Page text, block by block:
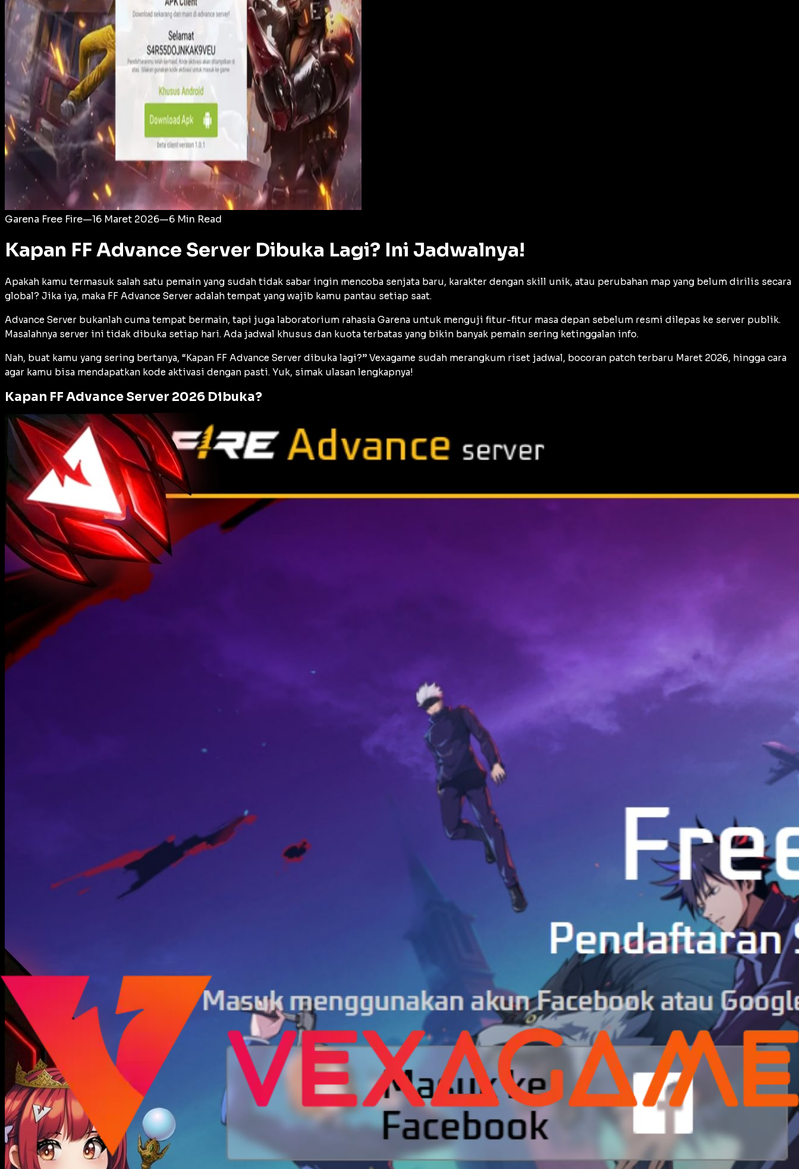
Login
Garena Free Fire—16 Maret 2026—6 Min Read
Kapan FF Advance Server Dibuka Lagi? Ini Jadwalnya!
Apakah kamu termasuk salah satu pemain yang sudah tidak sabar ingin mencoba senjata baru, karakter dengan skill unik, atau perubahan map yang belum dirilis secara
global? Jika iya, maka FF Advance Server adalah tempat yang wajib kamu pantau setiap saat.
Advance Server bukanlah cuma tempat bermain, tapi juga laboratorium rahasia Garena untuk menguji fitur-fitur masa depan sebelum resmi dilepas ke server publik.
Masalahnya server ini tidak dibuka setiap hari. Ada jadwal khusus dan kuota terbatas yang bikin banyak pemain sering ketinggalan info.
Nah, buat kamu yang sering bertanya, “Kapan FF Advance Server dibuka lagi?” Vexagame sudah merangkum riset jadwal, bocoran patch terbaru Maret 2026, hingga cara
agar kamu bisa mendapatkan kode aktivasi dengan pasti. Yuk, simak ulasan lengkapnya!
Kapan FF Advance Server 2026 Dibuka?